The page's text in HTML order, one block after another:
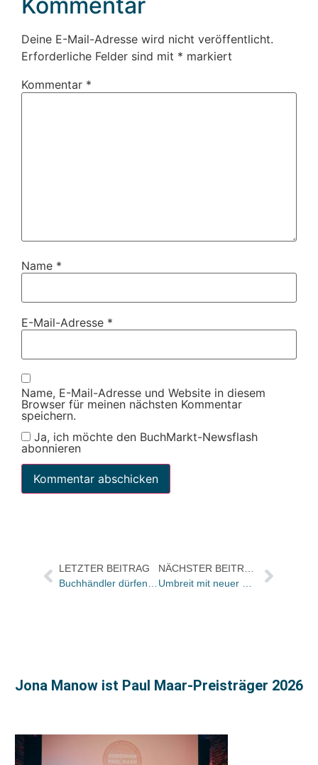
Deine E-Mail-Adresse wird nicht veröffentlicht.
Erforderliche Felder sind mit * markiert
Kommentar *
Name *
E-Mail-Adresse *
Name, E-Mail-Adresse und Website in diesem
Browser für meinen nächsten Kommentar
speichern.
Ja, ich möchte den BuchMarkt-Newsflash
abonnieren
LETZTER BEITRAG
Jona Manow ist Paul Maar-Preisträger 2026